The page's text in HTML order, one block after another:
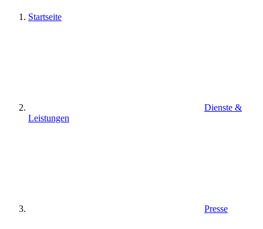
Startseite
Dienste &
Leistungen
Presse